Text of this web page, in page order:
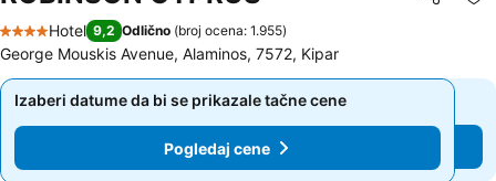
Deli
4 Zvezdice
Hotel 9,2 Odlično (broj ocena: 1.955)
George Mouskis Avenue, Alaminos, 7572, Kipar
Izaberi datume da bi se prikazale tačne cene
Pogledaj cene
Izaberi datume da bi se prikazale tačne cene
Pogledaj cene